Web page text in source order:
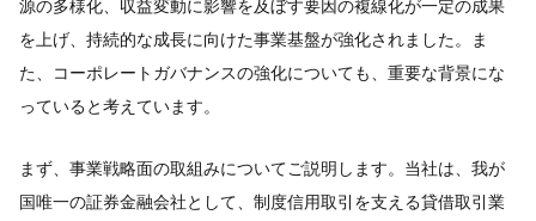
源の多様化、収益変動に影響を及ぼす要因の複線化が一定の成果
を上げ、持続的な成長に向けた事業基盤が強化されました。ま
た、コーポレートガバナンスの強化についても、重要な背景にな
っていると考えています。
まず、事業戦略面の取組みについてご説明します。当社は、我が
国唯一の証券金融会社として、制度信用取引を支える貸借取引業